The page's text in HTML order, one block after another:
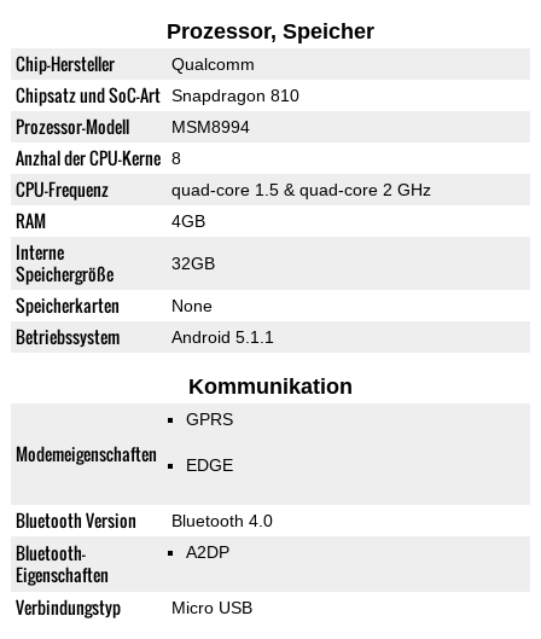
Prozessor, Speicher
Chip-Hersteller Qualcomm
Chipsatz und SoC-Art Snapdragon 810
Prozessor-Modell MSM8994
Anzhal der CPU-Kerne 8
CPU-Frequenz quad-core 1.5 & quad-core 2 GHz
RAM 4GB
Interne
Speichergröße
32GB
Speicherkarten None
Betriebssystem Android 5.1.1
Kommunikation
Modemeigenschaften
GPRS
EDGE
Bluetooth Version Bluetooth 4.0
Bluetooth-
Eigenschaften
A2DP
Verbindungstyp Micro USB